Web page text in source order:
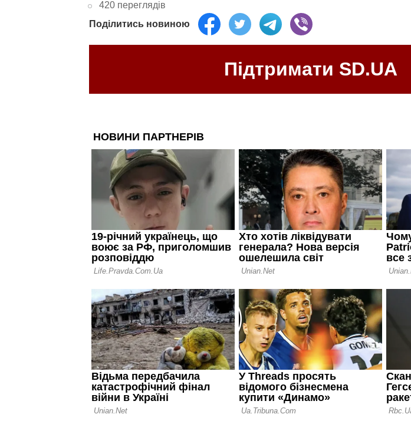
420 переглядів
Поділитись новиною
Підтримати SD.UA